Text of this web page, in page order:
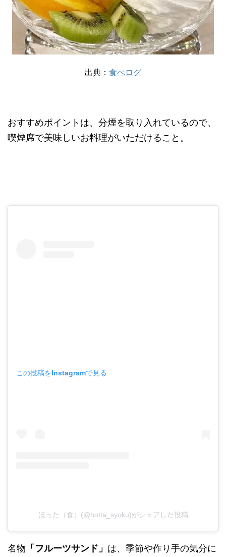
出典： 食べログ
おすすめポイントは、分煙を取り入れているので、
喫煙席で美味しいお料理がいただけること。
この投稿をInstagramで見る
ほった（食）(@hotta_syoku)がシェアした投稿
名物 「フルーツサンド」 は、季節や作り手の気分に